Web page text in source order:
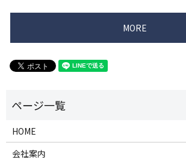
MORE
HOME
会社案内